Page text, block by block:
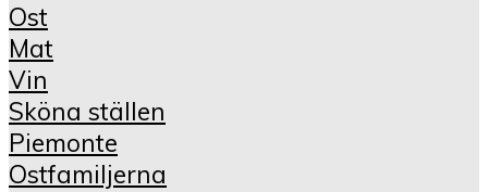
Ost
Mat
Vin
Sköna ställen
Piemonte
Ostfamiljerna